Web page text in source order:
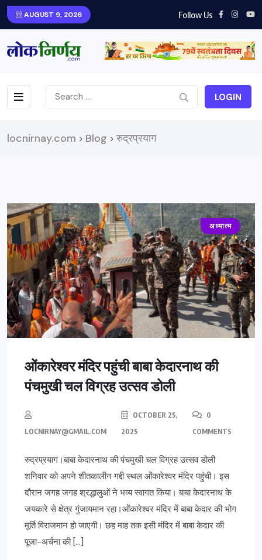
AUGUST 9, 2026 Follow Us
LOGIN
locnirnay.com > Blog > रुद्रप्रयाग
अध्यात्म
ओंकारेश्वर मंदिर पहुंची बाबा केदारनाथ की
पंचमुखी चल विग्रह उत्सव डोली
LOCNIRNAY@GMAIL.COM
OCTOBER 25,
2025
0
COMMENTS
रुद्रप्रयाग।बाबा केदारनाथ की पंचमुखी चल विग्रह उत्सव डोली
शनिवार को अपने शीतकालीन गद्दी स्थल ओंकारेश्वर मंदिर पहुंची। इस
दौरान जगह जगह श्रद्धालुओं ने भव्य स्वागत किया। बाबा केदारनाथ के
जयकारे से क्षेत्र गुंजायमान रहा।ओंकारेश्वर मंदिर में बाबा केदार की भोग
मूर्ति विराजमान हो जाएगी। छह माह तक इसी मंदिर में बाबा केदार की
पूजा-अर्चना की […]